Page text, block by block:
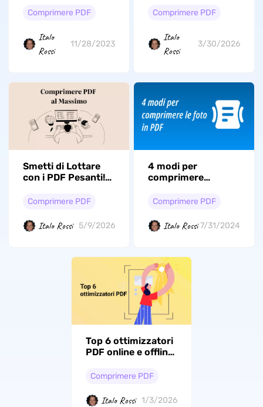
Comprimere PDF
Italo
Rossi
11/28/2023
Comprimere PDF
Italo
Rossi
3/30/2026
Smetti di Lottare
con i PDF Pesanti!
Comprimerli in 3
Comprimere PDF
Italo Rossi 5/9/2026
4 modi per
comprimere
Comprimere PDF
Italo Rossi 7/31/2024
Top 6 ottimizzatori
PDF online e offline
Comprimere PDF
Italo Rossi 1/3/2026